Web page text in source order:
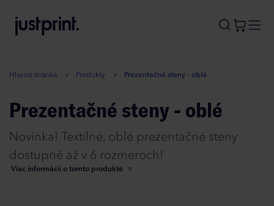
A
Hlavná stránka Produkty Prezentačné steny - oblé
Prezentačné steny - oblé
Novinka! Textilné, oblé prezentačné steny
dostupné až v 6 rozmeroch!
Viac informácií o tomto produkte